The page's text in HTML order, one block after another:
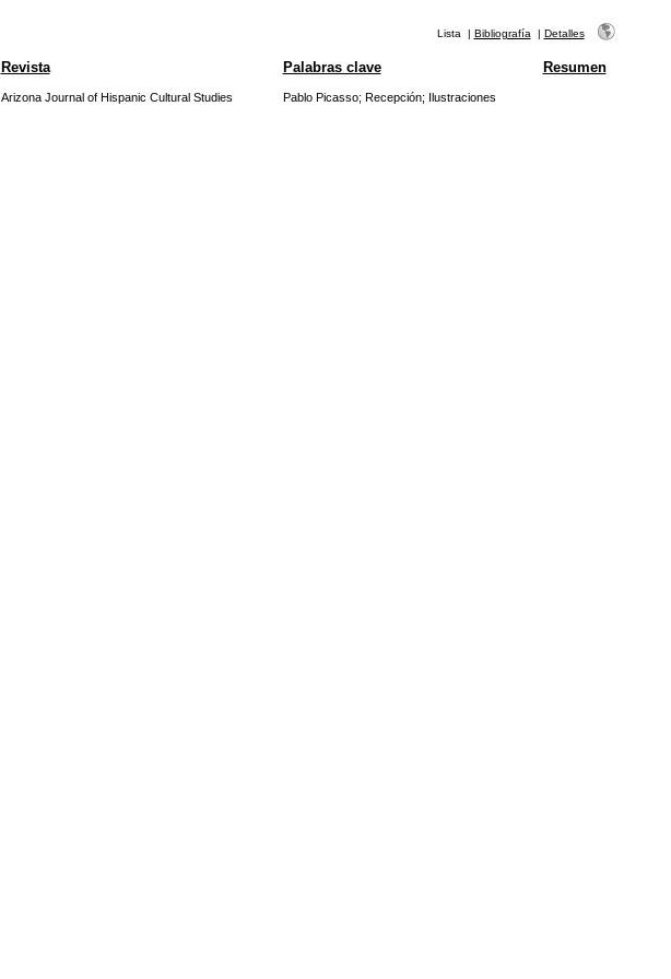
Lista | Bibliografía | Detalles
Revista Palabras clave Resumen
Arizona Journal of Hispanic Cultural Studies Pablo Picasso; Recepción; Ilustraciones